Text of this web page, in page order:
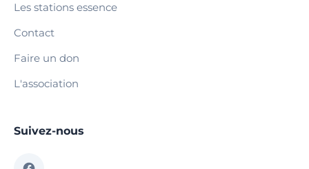
Les stations essence
Contact
Faire un don
L'association
Suivez-nous